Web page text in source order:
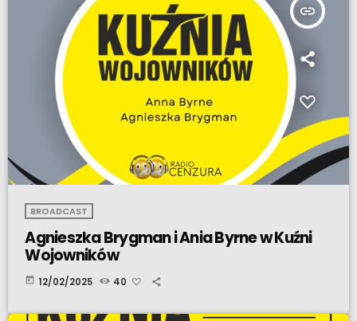
insert_link
BROADCAST
Agnieszka Brygman i Ania Byrne w Kuźni
Wojowników
today 12/02/2025 40